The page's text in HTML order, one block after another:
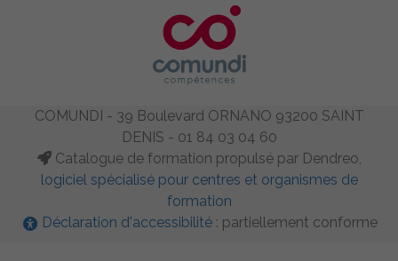
COMUNDI - 39 Boulevard ORNANO 93200 SAINT
DENIS - 01 84 03 04 60
Catalogue de formation propulsé par Dendreo,
logiciel spécialisé pour centres et organismes de
formation
Déclaration d'accessibilité : partiellement conforme